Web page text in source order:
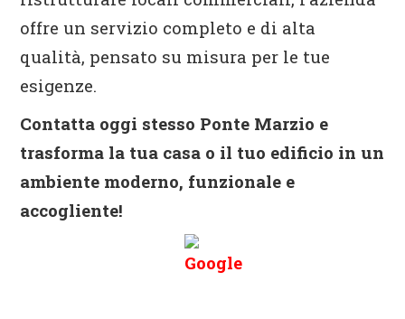
offre un servizio completo e di alta
qualità, pensato su misura per le tue
esigenze.
Contatta oggi stesso Ponte Marzio e
trasforma la tua casa o il tuo edificio in un
ambiente moderno, funzionale e
accogliente!